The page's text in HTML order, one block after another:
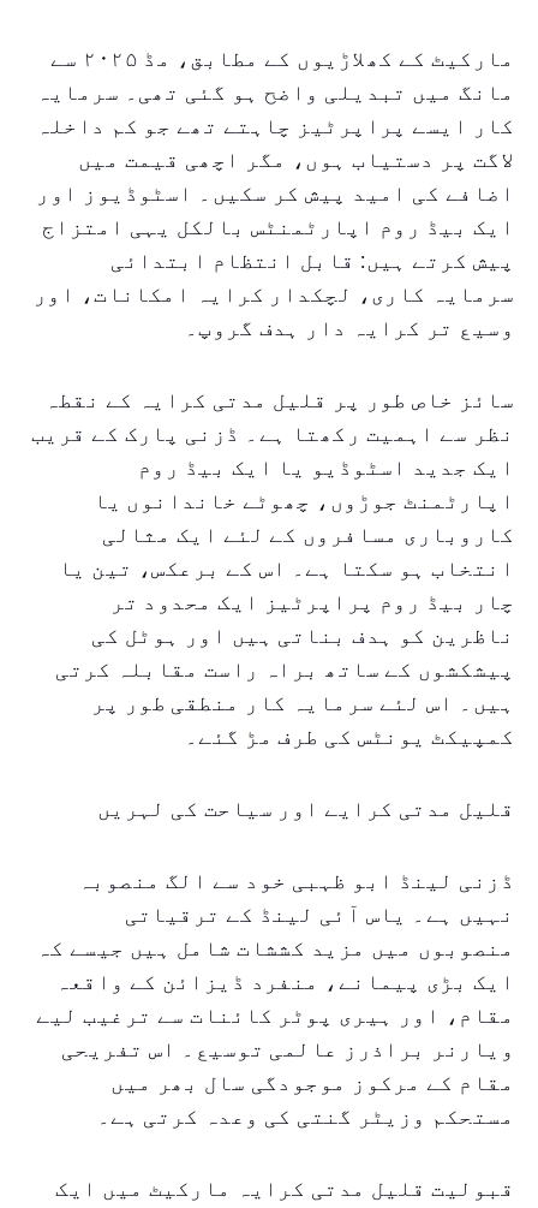
مارکیٹ کے کھلاڑیوں کے مطابق، مڈ ۲۰۲۵ سے
مانگ میں تبدیلی واضح ہو گئی تھی۔ سرمایہ
کار ایسے پراپرٹیز چاہتے تھے جو کم داخلہ
لاگت پر دستیاب ہوں، مگر اچھی قیمت میں
اضافے کی امید پیش کر سکیں۔ اسٹوڈیوز اور
ایک بیڈ روم اپارٹمنٹس بالکل یہی امتزاج
پیش کرتے ہیں: قابل انتظام ابتدائی
سرمایہ کاری، لچکدار کرایہ امکانات، اور
وسیع تر کرایہ دار ہدف گروپ۔
سائز خاص طور پر قلیل مدتی کرایہ کے نقطہ
نظر سے اہمیت رکھتا ہے۔ ڈزنی پارک کے قریب
ایک جدید اسٹوڈیو یا ایک بیڈ روم
اپارٹمنٹ جوڑوں، چھوٹے خاندانوں یا
کاروباری مسافروں کے لئے ایک مثالی
انتخاب ہو سکتا ہے۔ اس کے برعکس، تین یا
چار بیڈ روم پراپرٹیز ایک محدود تر
ناظرین کو ہدف بناتی ہیں اور ہوٹل کی
پیشکشوں کے ساتھ براہ راست مقابلہ کرتی
ہیں۔ اس لئے سرمایہ کار منطقی طور پر
کمپیکٹ یونٹس کی طرف مڑ گئے۔
قلیل مدتی کرایے اور سیاحت کی لہریں
ڈزنی لینڈ ابو ظہبی خود سے الگ منصوبہ
نہیں ہے۔ یاس آئی لینڈ کے ترقیاتی
منصوبوں میں مزید کششات شامل ہیں جیسے کہ
ایک بڑی پیمانے، منفرد ڈیزائن کے واقعہ
مقام، اور ہیری پوٹر کائنات سے ترغیب لیے
ویارنر براذرز عالمی توسیع۔ اس تفریحی
مقام کے مرکوز موجودگی سال بھر میں
مستحکم وزیٹر گنتی کی وعدہ کرتی ہے۔
قبولیت قلیل مدتی کرایہ مارکیٹ میں ایک